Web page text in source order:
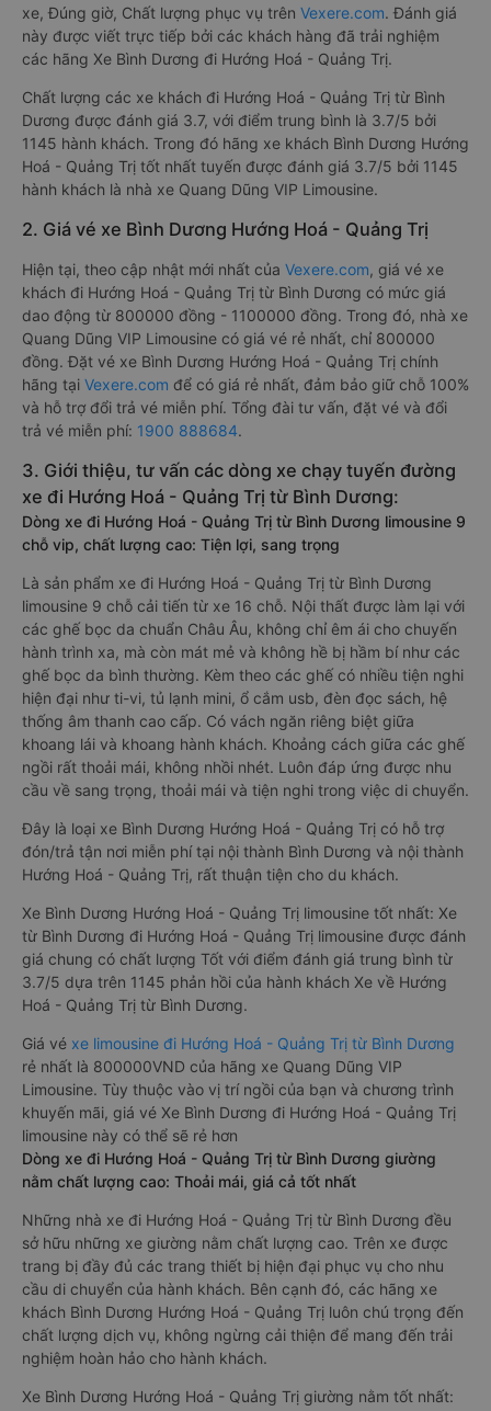
xe, Đúng giờ, Chất lượng phục vụ trên Vexere.com. Đánh giá
này được viết trực tiếp bởi các khách hàng đã trải nghiệm
các hãng Xe Bình Dương đi Hướng Hoá - Quảng Trị.
Chất lượng các xe khách đi Hướng Hoá - Quảng Trị từ Bình
Dương được đánh giá 3.7, với điểm trung bình là 3.7/5 bởi
1145 hành khách. Trong đó hãng xe khách Bình Dương Hướng
Hoá - Quảng Trị tốt nhất tuyến được đánh giá 3.7/5 bởi 1145
hành khách là nhà xe Quang Dũng VIP Limousine.
2. Giá vé xe Bình Dương Hướng Hoá - Quảng Trị
Hiện tại, theo cập nhật mới nhất của Vexere.com, giá vé xe
khách đi Hướng Hoá - Quảng Trị từ Bình Dương có mức giá
dao động từ 800000 đồng - 1100000 đồng. Trong đó, nhà xe
Quang Dũng VIP Limousine có giá vé rẻ nhất, chỉ 800000
đồng. Đặt vé xe Bình Dương Hướng Hoá - Quảng Trị chính
hãng tại Vexere.com để có giá rẻ nhất, đảm bảo giữ chỗ 100%
và hỗ trợ đổi trả vé miễn phí. Tổng đài tư vấn, đặt vé và đổi
trả vé miễn phí: 1900 888684.
3. Giới thiệu, tư vấn các dòng xe chạy tuyến đường
xe đi Hướng Hoá - Quảng Trị từ Bình Dương:
Dòng xe đi Hướng Hoá - Quảng Trị từ Bình Dương limousine 9
chỗ vip, chất lượng cao: Tiện lợi, sang trọng
Là sản phẩm xe đi Hướng Hoá - Quảng Trị từ Bình Dương
limousine 9 chỗ cải tiến từ xe 16 chỗ. Nội thất được làm lại với
các ghế bọc da chuẩn Châu Âu, không chỉ êm ái cho chuyến
hành trình xa, mà còn mát mẻ và không hề bị hầm bí như các
ghế bọc da bình thường. Kèm theo các ghế có nhiều tiện nghi
hiện đại như ti-vi, tủ lạnh mini, ổ cắm usb, đèn đọc sách, hệ
thống âm thanh cao cấp. Có vách ngăn riêng biệt giữa
khoang lái và khoang hành khách. Khoảng cách giữa các ghế
ngồi rất thoải mái, không nhồi nhét. Luôn đáp ứng được nhu
cầu về sang trọng, thoải mái và tiện nghi trong việc di chuyển.
Đây là loại xe Bình Dương Hướng Hoá - Quảng Trị có hỗ trợ
đón/trả tận nơi miễn phí tại nội thành Bình Dương và nội thành
Hướng Hoá - Quảng Trị, rất thuận tiện cho du khách.
Xe Bình Dương Hướng Hoá - Quảng Trị limousine tốt nhất: Xe
từ Bình Dương đi Hướng Hoá - Quảng Trị limousine được đánh
giá chung có chất lượng Tốt với điểm đánh giá trung bình từ
3.7/5 dựa trên 1145 phản hồi của hành khách Xe về Hướng
Hoá - Quảng Trị từ Bình Dương.
Giá vé xe limousine đi Hướng Hoá - Quảng Trị từ Bình Dương
rẻ nhất là 800000VND của hãng xe Quang Dũng VIP
Limousine. Tùy thuộc vào vị trí ngồi của bạn và chương trình
khuyến mãi, giá vé Xe Bình Dương đi Hướng Hoá - Quảng Trị
limousine này có thể sẽ rẻ hơn
Dòng xe đi Hướng Hoá - Quảng Trị từ Bình Dương giường
nằm chất lượng cao: Thoải mái, giá cả tốt nhất
Những nhà xe đi Hướng Hoá - Quảng Trị từ Bình Dương đều
sở hữu những xe giường nằm chất lượng cao. Trên xe được
trang bị đầy đủ các trang thiết bị hiện đại phục vụ cho nhu
cầu di chuyển của hành khách. Bên cạnh đó, các hãng xe
khách Bình Dương Hướng Hoá - Quảng Trị luôn chú trọng đến
chất lượng dịch vụ, không ngừng cải thiện để mang đến trải
nghiệm hoàn hảo cho hành khách.
Xe Bình Dương Hướng Hoá - Quảng Trị giường nằm tốt nhất: